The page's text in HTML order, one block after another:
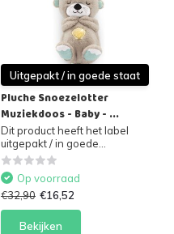
Uitgepakt / in goede staat
Pluche Snoezelotter
Muziekdoos - Baby - ...
Dit product heeft het label
uitgepakt / in goede...
Op voorraad
€32,90 €16,52
Bekijken